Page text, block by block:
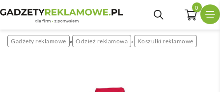
0
Gadżety reklamowe » Odzież reklamowa » Koszulki reklamowe